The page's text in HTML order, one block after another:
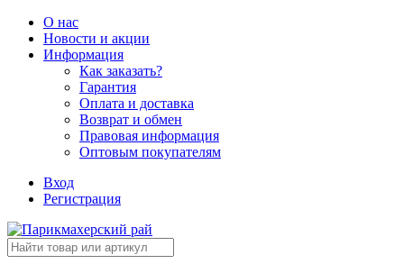
О нас
Новости и акции
Информация
Как заказать?
Гарантия
Оплата и доставка
Возврат и обмен
Правовая информация
Оптовым покупателям
Вход
Регистрация